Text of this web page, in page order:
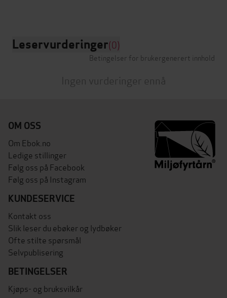
Leservurderinger(0)
Betingelser for brukergenerert innhold
Ingen vurderinger ennå
OM OSS
Om Ebok.no
Ledige stillinger
Følg oss på Facebook
Følg oss på Instagram
KUNDESERVICE
Kontakt oss
Slik leser du ebøker og lydbøker
Ofte stilte spørsmål
Selvpublisering
BETINGELSER
Kjøps- og bruksvilkår